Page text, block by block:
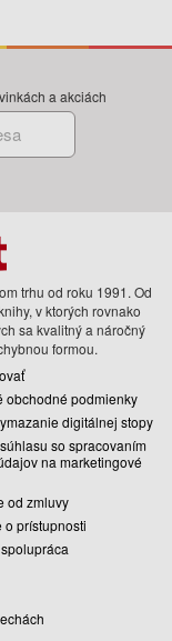
a akciách
trhu od roku 1991. Od
v ktorých rovnako
sa kvalitný a náročný
formou.
obchodné podmienky
digitálnej stopy
so spracovaním
na marketingové
od zmluvy
o prístupnosti